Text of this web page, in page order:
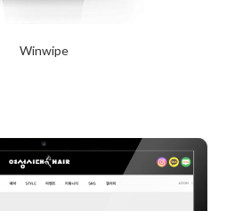
Winwipe